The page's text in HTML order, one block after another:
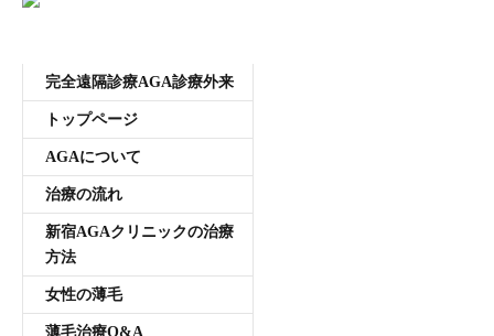
完全遠隔診療AGA診療外来
トップページ
AGAについて
治療の流れ
新宿AGAクリニックの治療
方法
女性の薄毛
薄毛治療Q&A